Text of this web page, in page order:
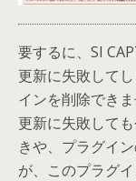
要するに、SI
更新に失敗して
インを削除でき
更新に失敗して
きや、プラグイ
が、このプラグイ